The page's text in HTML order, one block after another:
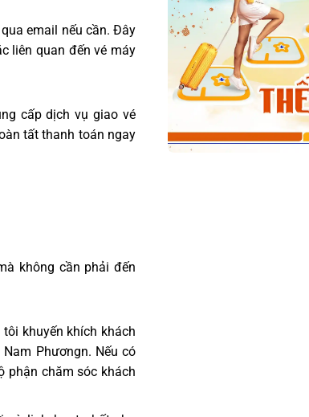
email nếu cần. Đây
liên quan đến vé máy
cấp dịch vụ giao vé
tất thanh toán ngay
không cần phải đến
khuyến khích khách
Phươngn. Nếu có
phận chăm sóc khách